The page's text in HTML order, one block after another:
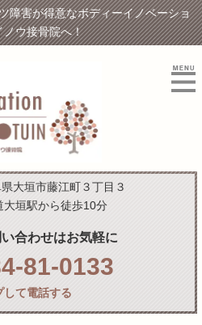
障害が得意なボディーイノベーショ
ノウ接骨院へ！
大垣市藤江町３丁目３
大垣駅から徒歩10分
合わせはお気軽に
81-0133
して電話する